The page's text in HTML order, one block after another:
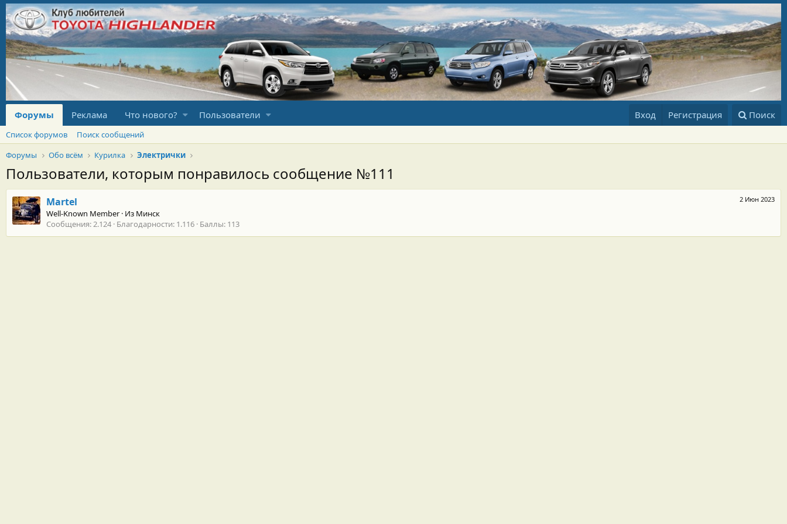
Форумы Реклама Что нового? Пользователи Вход Регистрация Поиск
Список форумов
Поиск сообщений
Форумы
Обо всём Курилка Электрички
Пользователи, которым понравилось сообщение №111
2 Июн 2023
Martel
Well-Known Member · Из Минск
Сообщения 2.124 Благодарности 1.116 Баллы 113